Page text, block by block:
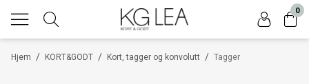
0
/
Hjem /
KORT&GODT /
Kort, tagger og konvolutt Tagger